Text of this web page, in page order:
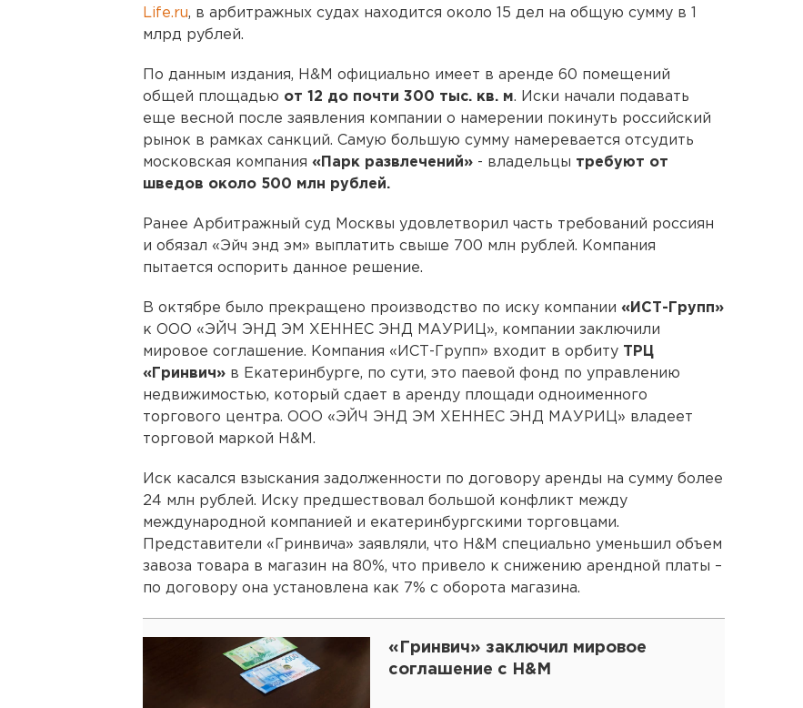
Life.ru, в арбитражных судах находится около 15 дел на общую сумму в 1
млрд рублей.
По данным издания, H&M официально имеет в аренде 60 помещений
общей площадью от 12 до почти 300 тыс. кв. м. Иски начали подавать
еще весной после заявления компании о намерении покинуть российский
рынок в рамках санкций. Самую большую сумму намеревается отсудить
московская компания «Парк развлечений» - владельцы требуют от
шведов около 500 млн рублей.
Ранее Арбитражный суд Москвы удовлетворил часть требований россиян
и обязал «Эйч энд эм» выплатить свыше 700 млн рублей. Компания
пытается оспорить данное решение.
В октябре было прекращено производство по иску компании «ИСТ-Групп»
к ООО «ЭЙЧ ЭНД ЭМ ХЕННЕС ЭНД МАУРИЦ», компании заключили
мировое соглашение. Компания «ИСТ-Групп» входит в орбиту ТРЦ
«Гринвич» в Екатеринбурге, по сути, это паевой фонд по управлению
недвижимостью, который сдает в аренду площади одноименного
торгового центра. ООО «ЭЙЧ ЭНД ЭМ ХЕННЕС ЭНД МАУРИЦ» владеет
торговой маркой Н&М.
Иск касался взыскания задолженности по договору аренды на сумму более
24 млн рублей. Иску предшествовал большой конфликт между
международной компанией и екатеринбургскими торговцами.
Представители «Гринвича» заявляли, что Н&М специально уменьшил объем
завоза товара в магазин на 80%, что привело к снижению арендной платы –
по договору она установлена как 7% с оборота магазина.
«Гринвич» заключил мировое
соглашение с Н&М